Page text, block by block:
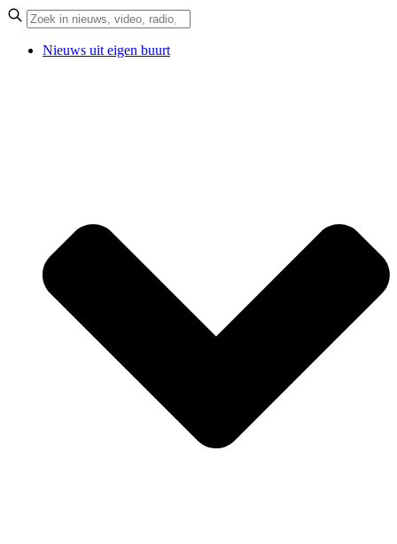
Nieuws uit eigen buurt